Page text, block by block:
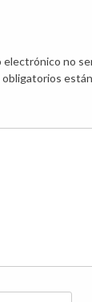
electrónico no
obligatorios están